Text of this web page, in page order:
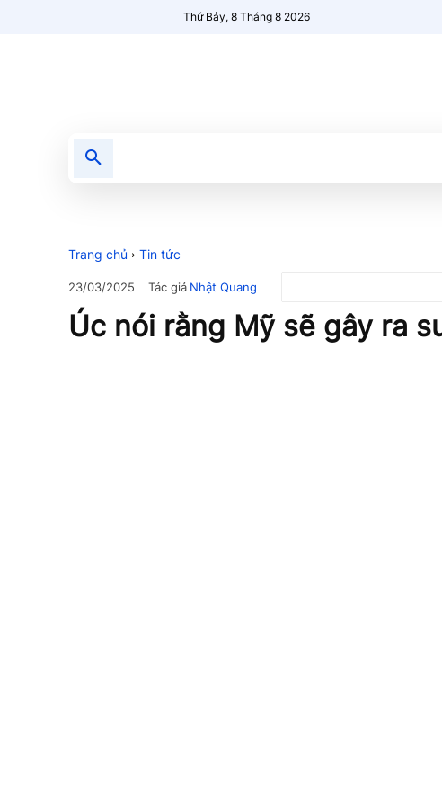
Thứ Bảy, 8 Tháng 8 2026
Trang chủ Tin tức
23/03/2025 Tác giả Nhật Quang
Úc nói rằng Mỹ sẽ gây ra